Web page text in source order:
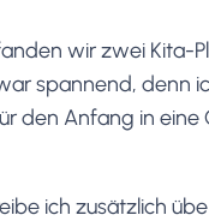
wir zwei Kita-
spannend, denn
den Anfang in
ich zusätzlich